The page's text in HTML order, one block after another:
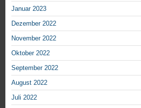
Januar 2023
Dezember 2022
November 2022
Oktober 2022
September 2022
August 2022
Juli 2022